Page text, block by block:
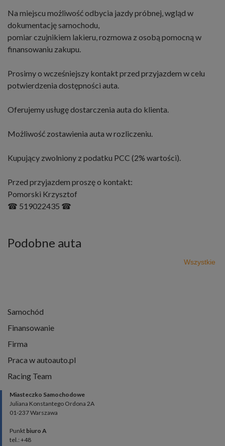
Na miejscu możliwość odbycia jazdy próbnej, wgląd w
dokumentację samochodu,
pomiar czujnikiem lakieru, rozmowa z osobą pomocną w
finansowaniu zakupu.
Prosimy o wcześniejszy kontakt przed przyjazdem w celu
potwierdzenia dostępności auta.
Oferujemy usługę dostarczenia auta do klienta.
Możliwość zostawienia auta w rozliczeniu.
Kupujący zwolniony z podatku PCC (2% wartości).
Przed przyjazdem proszę o kontakt:
Pomorski Krzysztof
☎ 519022435 ☎
Podobne auta
Wszystkie
Samochód
Finansowanie
Firma
Praca w autoauto.pl
Racing Team
Miasteczko Samochodowe
Juliana Konstantego Ordona 2A
01-237 Warszawa
Punkt biuro A
tel.: +48